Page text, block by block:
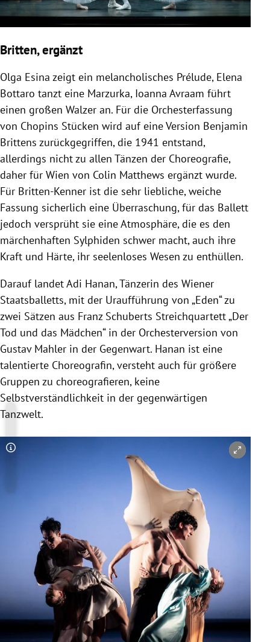
Britten, ergänzt
Olga Esina zeigt ein melancholisches Prélude, Elena
Bottaro tanzt eine Marzurka, Ioanna Avraam führt
einen großen Walzer an. Für die Orchesterfassung
von Chopins Stücken wird auf eine Version Benjamin
Brittens zurückgegriffen, die 1941 entstand,
allerdings nicht zu allen Tänzen der Choreografie,
daher für Wien von Colin Matthews ergänzt wurde.
Für Britten-Kenner ist die sehr liebliche, weiche
Fassung sicherlich eine Überraschung, für das Ballett
jedoch versprüht sie eine Atmosphäre, die es den
märchenhaften Sylphiden schwer macht, auch ihre
Kraft und Härte, ihr seelenloses Wesen zu enthüllen.
Darauf landet Adi Hanan, Tänzerin des Wiener
Staatsballetts, mit der Uraufführung von „Eden“ zu
zwei Sätzen aus Franz Schuberts Streichquartett „Der
Tod und das Mädchen“ in der Orchesterversion von
Gustav Mahler in der Gegenwart. Hanan ist eine
talentierte Choreografin, versteht auch für größere
Gruppen zu choreografieren, keine
Selbstverständlichkeit in der gegenwärtigen
Tanzwelt.
Copyright-Hinweis öffnen/schließen